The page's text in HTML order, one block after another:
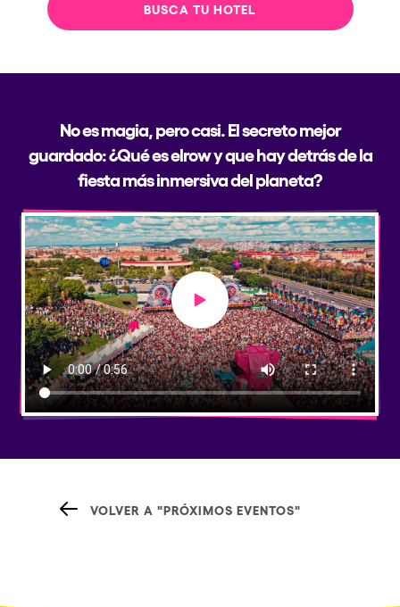
BUSCA TU HOTEL
No es magia, pero casi. El secreto mejor
guardado: ¿Qué es elrow y que hay detrás de la
fiesta más inmersiva del planeta?
Play video
VOLVER A "PRÓXIMOS EVENTOS"